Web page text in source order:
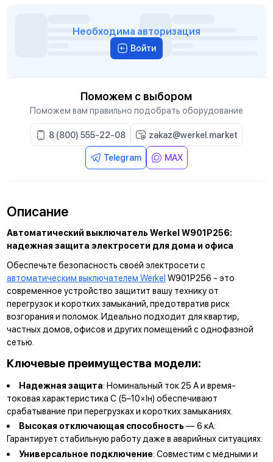
Необходима авторизация
Войти
Поможем с выбором
Поможем вам правильно подобрать оборудование
8 (800) 555-22-08 zakaz@werkel.market
Telegram MAX
Описание
Автоматический выключатель Werkel W901P256:
надежная защита электросети для дома и офиса
Обеспечьте безопасность своей электросети с
автоматическим выключателем Werkel W901P256 - это
современное устройство защитит вашу технику от
перегрузок и коротких замыканий, предотвратив риск
возгорания и поломок. Идеально подходит для квартир,
частных домов, офисов и других помещений с однофазной
сетью.
Ключевые преимущества модели:
Надежная защита: Номинальный ток 25 Аи время-
токовая характеристика С (5–10×Iн) обеспечивают
срабатывание при перегрузках и коротких замыканиях.
Высокая отключающая способность — 6 кА:
Гарантирует стабильную работу даже в аварийных ситуациях.
Универсальное подключение: Совместим с медными и